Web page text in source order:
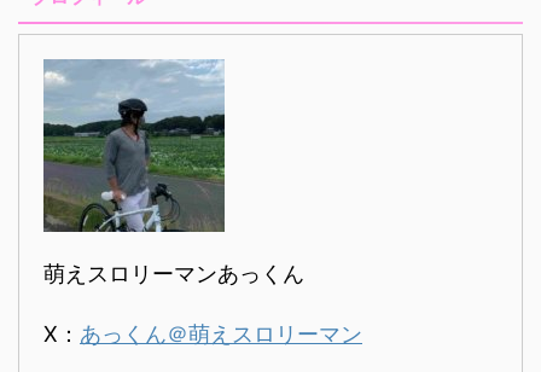
イント穢れについてまとめ穢れシ
いは解析が出て ...
萌えスロリーマンあっくん
X： あっくん＠萌えスロリーマン